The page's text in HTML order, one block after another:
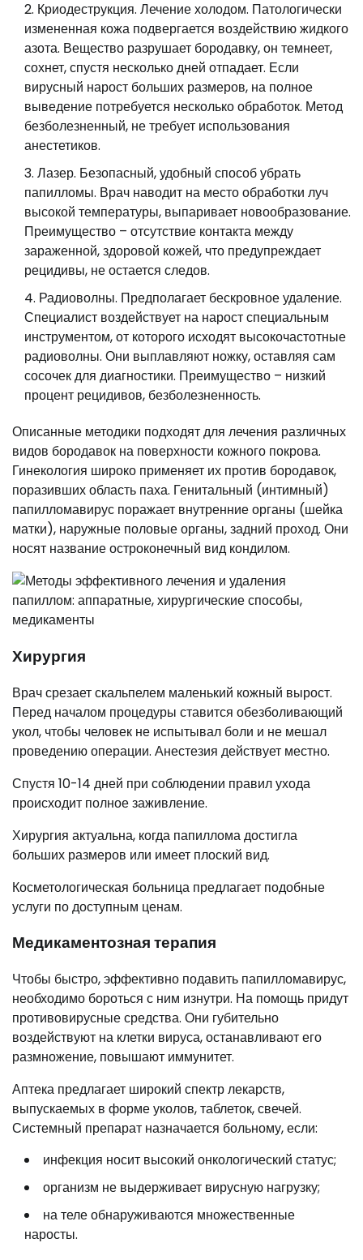
Криодеструкция. Лечение холодом. Патологически
измененная кожа подвергается воздействию жидкого
азота. Вещество разрушает бородавку, он темнеет,
сохнет, спустя несколько дней отпадает. Если
вирусный нарост больших размеров, на полное
выведение потребуется несколько обработок. Метод
безболезненный, не требует использования
анестетиков.
Лазер. Безопасный, удобный способ убрать
папилломы. Врач наводит на место обработки луч
высокой температуры, выпаривает новообразование.
Преимущество – отсутствие контакта между
зараженной, здоровой кожей, что предупреждает
рецидивы, не остается следов.
Радиоволны. Предполагает бескровное удаление.
Специалист воздействует на нарост специальным
инструментом, от которого исходят высокочастотные
радиоволны. Они выплавляют ножку, оставляя сам
сосочек для диагностики. Преимущество – низкий
процент рецидивов, безболезненность.
Описанные методики подходят для лечения различных
видов бородавок на поверхности кожного покрова.
Гинекология широко применяет их против бородавок,
поразивших область паха. Генитальный (интимный)
папилломавирус поражает внутренние органы (шейка
матки), наружные половые органы, задний проход. Они
носят название остроконечный вид кондилом.
Хирургия
Врач срезает скальпелем маленький кожный вырост.
Перед началом процедуры ставится обезболивающий
укол, чтобы человек не испытывал боли и не мешал
проведению операции. Анестезия действует местно.
Спустя 10-14 дней при соблюдении правил ухода
происходит полное заживление.
Хирургия актуальна, когда папиллома достигла
больших размеров или имеет плоский вид.
Косметологическая больница предлагает подобные
услуги по доступным ценам.
Медикаментозная терапия
Чтобы быстро, эффективно подавить папилломавирус,
необходимо бороться с ним изнутри. На помощь придут
противовирусные средства. Они губительно
воздействуют на клетки вируса, останавливают его
размножение, повышают иммунитет.
Аптека предлагает широкий спектр лекарств,
выпускаемых в форме уколов, таблеток, свечей.
Системный препарат назначается больному, если:
инфекция носит высокий онкологический статус;
организм не выдерживает вирусную нагрузку;
на теле обнаруживаются множественные
наросты.